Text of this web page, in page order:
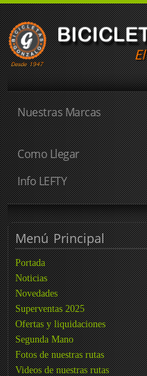
Nuestras Marcas
Como Llegar
Info LEFTY
MenúPrincipal
Portada
Noticias
Novedades
Superventas 2025
Ofertas y liquidaciones
Segunda Mano
Fotos de nuestras rutas
Videos de nuestras rutas